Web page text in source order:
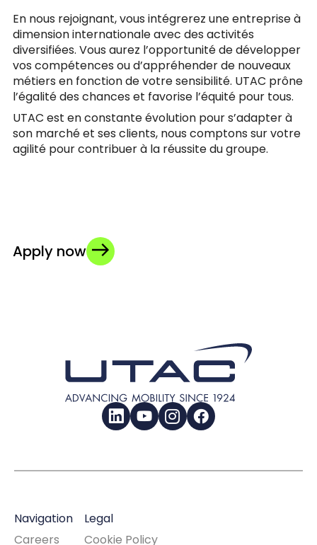
En nous rejoignant, vous intégrerez une entreprise à
dimension internationale avec des activités
diversifiées. Vous aurez l’opportunité de développer
vos compétences ou d’appréhender de nouveaux
métiers en fonction de votre sensibilité. UTAC prône
l’égalité des chances et favorise l’équité pour tous.
UTAC est en constante évolution pour s’adapter à
son marché et ses clients, nous comptons sur votre
agilité pour contribuer à la réussite du groupe.
Apply now
LinkedInYouTubeInstagramFacebook
Navigation
Careers
Legal
Cookie Policy